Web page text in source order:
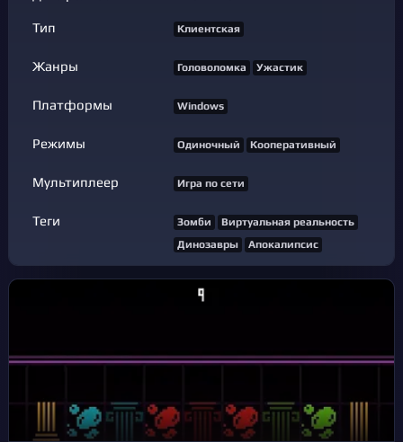
Тип Клиентская
Жанры Головоломка Ужастик
Платформы Windows
Режимы Одиночный Кооперативный
Мультиплеер Игра по сети
Теги Зомби
Виртуальная реальность
Динозавры
Апокалипсис